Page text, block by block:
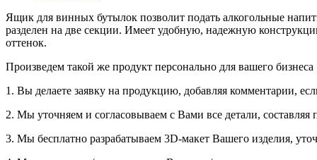
Ящик для винных бутылок позволит подать алкогольные
разделен на две секции. Имеет удобную, надежную
оттенок.
Произведем такой же продукт персонально для вашего бизнеса
1. Вы делаете заявку на продукцию, добавляя комментарии,
2. Мы уточняем и согласовываем с Вами все детали, составляя
3. Мы бесплатно разрабатываем 3D-макет Вашего изделия,